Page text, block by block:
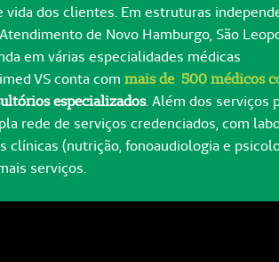
vida dos clientes. Em estruturas
de Novo Hamburgo, São
em várias especialidades médicas
VS conta com mais de 500 médicos
especializados. Além dos serviços
rede de serviços credenciados, com
clínicas (nutrição, fonoaudiologia e
serviços.